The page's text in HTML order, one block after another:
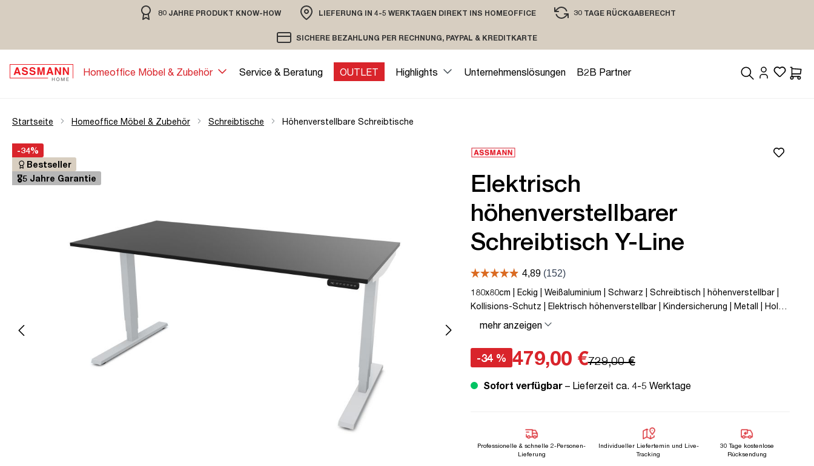
Zur Hauptnavigation springen80 JAHRE PRODUKT KNOW-HOW
80 JAHRE MÖBELBAU MIT TRADITION
LIEFERUNG IN 4-5 WERKTAGEN DIREKT INS HOMEOFFICE
VERSAND PER DHL ODER SPEDITION
30 TAGE RÜCKGABERECHT
SICHERE BEZAHLUNG PER RECHNUNG, PAYPAL & KREDITKARTE
VERSCHLÜSSELTE ÜBERTRAGUNG
Homeoffice Möbel & Zubehör Service & Beratung OUTLET Highlights Unternehmenslösungen
B2B Partner
Startseite Homeoffice Möbel & Zubehör Schreibtische Höhenverstellbare Schreibtische
Bildergalerie überspringen
Öffne Zoom-Modal
-34%
Bestseller
🎖️5 Jahre Garantie
Elektrisch
höhenverstellbarer
Schreibtisch Y-Line
180x80cm | Eckig | Weißaluminium | Schwarz | Schreibtisch | höhenverstellbar |
Kollisions-Schutz | Elektrisch höhenverstellbar | Kindersicherung | Metall | Holz |
Melaminoberfläche | Schwarz | 5 Jahre Herstellergarantie | unmontiert | TÜV©
mobiles Arbeiten | bis zu 80 kg | Y-Line | Steckertyp C
mehr anzeigen
-34 % 479,00 €729,00 €
Sofort verfügbar– Lieferzeit ca. 4-5 Werktage
Professionelle & schnelle 2-Personen-
Lieferung
Individueller Liefertemin und Live-
Tracking
30 Tage kostenlose
Rücksendung